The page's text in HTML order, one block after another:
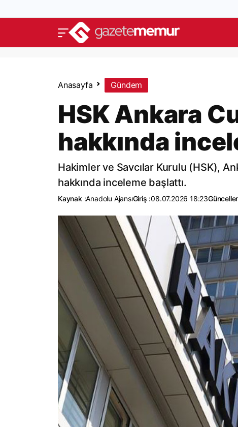
Anasayfa Gündem
HSK Ankara
hakkında
Hakimler ve Savcılar Kurulu (HSK),
hakkında inceleme başlattı.
Kaynak :Anadolu AjansıGiriş :08.07.2026 18:23